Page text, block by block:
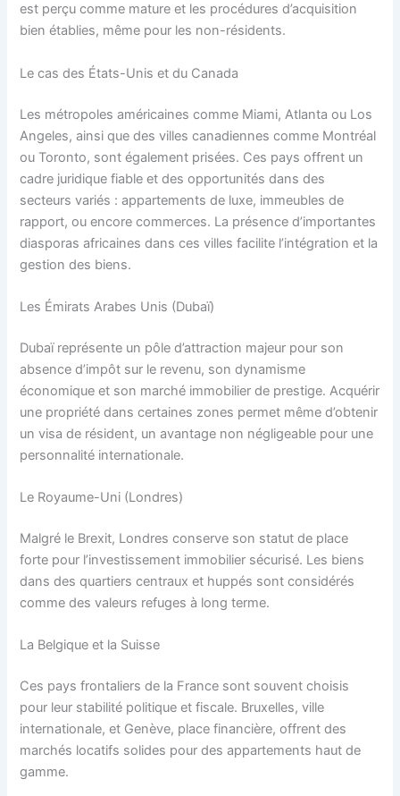
est perçu comme mature et les procédures d’acquisition
bien établies, même pour les non-résidents.
Le cas des États-Unis et du Canada
Les métropoles américaines comme Miami, Atlanta ou Los
Angeles, ainsi que des villes canadiennes comme Montréal
ou Toronto, sont également prisées. Ces pays offrent un
cadre juridique fiable et des opportunités dans des
secteurs variés : appartements de luxe, immeubles de
rapport, ou encore commerces. La présence d’importantes
diasporas africaines dans ces villes facilite l’intégration et la
gestion des biens.
Les Émirats Arabes Unis (Dubaï)
Dubaï représente un pôle d’attraction majeur pour son
absence d’impôt sur le revenu, son dynamisme
économique et son marché immobilier de prestige. Acquérir
une propriété dans certaines zones permet même d’obtenir
un visa de résident, un avantage non négligeable pour une
personnalité internationale.
Le Royaume-Uni (Londres)
Malgré le Brexit, Londres conserve son statut de place
forte pour l’investissement immobilier sécurisé. Les biens
dans des quartiers centraux et huppés sont considérés
comme des valeurs refuges à long terme.
La Belgique et la Suisse
Ces pays frontaliers de la France sont souvent choisis
pour leur stabilité politique et fiscale. Bruxelles, ville
internationale, et Genève, place financière, offrent des
marchés locatifs solides pour des appartements haut de
gamme.